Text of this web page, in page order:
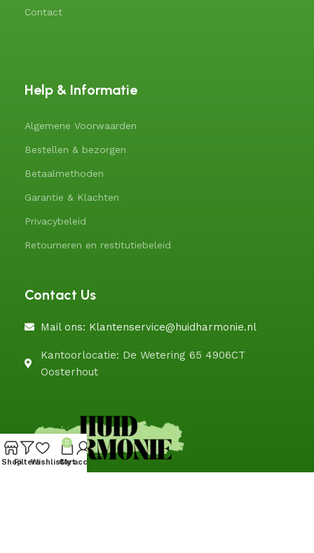
Contact
Help & Informatie
Algemene Voorwaarden
Bestellen & bezorgen
Betaalmethoden
Garantie & Klachten
Privacybeleid
Retourneren en restitutiebeleid
Contact Us
Mail ons: Klantenservice@huidharmonie.nl
Kantoorlocatie: De Wetering 65 4906CT
Oosterhout
ShopFiltersWishlist
0
Cart
My account